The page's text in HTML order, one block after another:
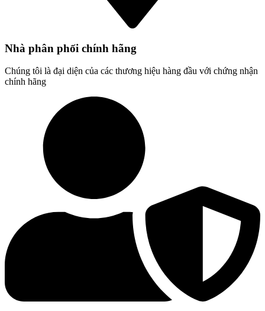
Nhà phân phối chính hãng
Chúng tôi là đại diện của các thương hiệu hàng đầu với chứng nhận
chính hãng